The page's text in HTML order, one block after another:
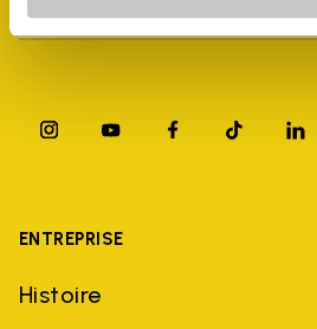
ENTREPRISE
Histoire